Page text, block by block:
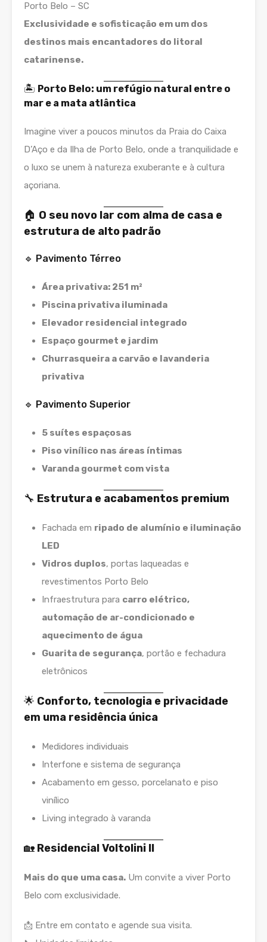
Porto Belo – SC
Exclusividade e sofisticação em um dos
destinos mais encantadores do litoral
catarinense.
🏝️ Porto Belo: um refúgio natural entre o
mar e a mata atlântica
Imagine viver a poucos minutos da Praia do Caixa
D’Aço e da Ilha de Porto Belo, onde a tranquilidade e
o luxo se unem à natureza exuberante e à cultura
açoriana.
🏠 O seu novo lar com alma de casa e
estrutura de alto padrão
🔹 Pavimento Térreo
Área privativa: 251 m²
Piscina privativa iluminada
Elevador residencial integrado
Espaço gourmet e jardim
Churrasqueira a carvão e lavanderia
privativa
🔹 Pavimento Superior
5 suítes espaçosas
Piso vinílico nas áreas íntimas
Varanda gourmet com vista
🔧 Estrutura e acabamentos premium
Fachada em ripado de alumínio e iluminação
LED
Vidros duplos, portas laqueadas e
revestimentos Porto Belo
Infraestrutura para carro elétrico,
automação de ar-condicionado e
aquecimento de água
Guarita de segurança, portão e fechadura
eletrônicos
🌟 Conforto, tecnologia e privacidade
em uma residência única
Medidores individuais
Interfone e sistema de segurança
Acabamento em gesso, porcelanato e piso
vinílico
Living integrado à varanda
🏡 Residencial Voltolini II
Mais do que uma casa. Um convite a viver Porto
Belo com exclusividade.
📩 Entre em contato e agende sua visita.